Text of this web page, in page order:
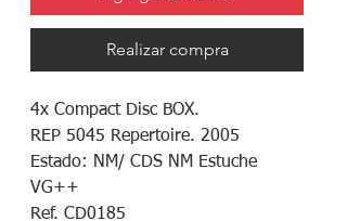
Realizar compra
4x Compact Disc BOX.
REP 5045 Repertoire. 2005
Estado: NM/ CDS NM Estuche
VG++
Ref. CD0185